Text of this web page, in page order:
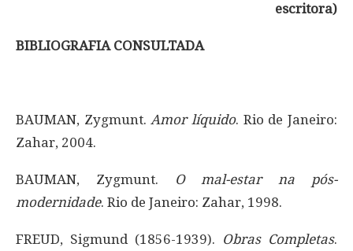
escritora)
BIBLIOGRAFIA CONSULTADA
BAUMAN, Zygmunt.Amor líquido. Rio de Janeiro:
Zahar, 2004.
BAUMAN, Zygmunt.
O mal-estar na pós-
modernidade. Rio de Janeiro: Zahar, 1998.
FREUD, Sigmund (1856-1939). Obras Completas.